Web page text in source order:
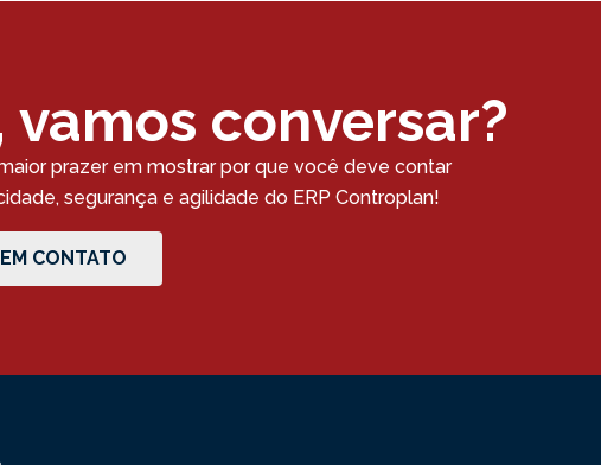
vamos conversar?
prazer em mostrar por que você deve contar
segurança e agilidade do ERP Controplan!
CONTATO